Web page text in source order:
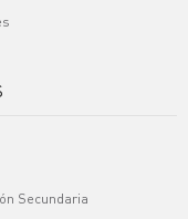
Secundaria